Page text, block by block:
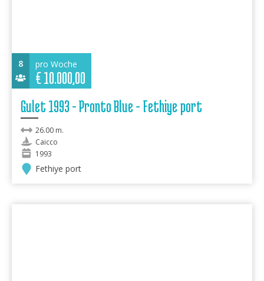
8 pro Woche
€10.000,00
Gulet 1993 - Pronto Blue - Fethiye port
26.00 m.
Caicco
1993
Fethiye port